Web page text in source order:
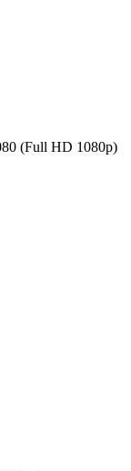
(Full HD 1080p)